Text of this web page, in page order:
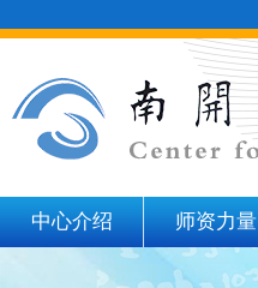
中心介绍 师资力量